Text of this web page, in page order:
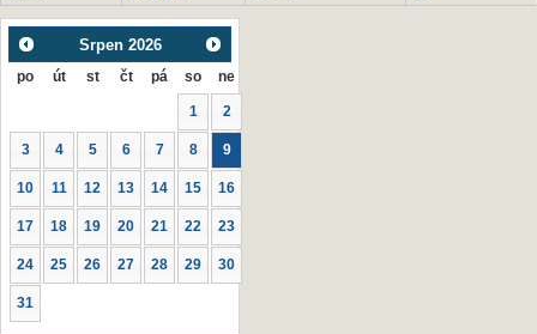
Srpen 2026
po út st čt pá so ne
1 2
3 4 5 6 7 8 9
10 11 12 13 14 15 16
17 18 19 20 21 22 23
24 25 26 27 28 29 30
31